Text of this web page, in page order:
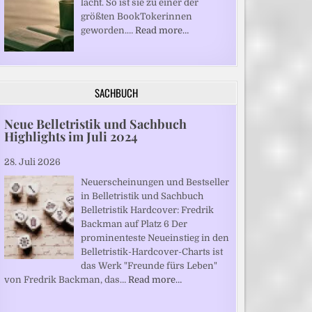
lacht. So ist sie zu einer der
größten BookTokerinnen
geworden.… Read more…
SACHBUCH
Neue Belletristik und Sachbuch
Highlights im Juli 2024
28. Juli 2026
Neuerscheinungen und Bestseller
in Belletristik und Sachbuch
Belletristik Hardcover: Fredrik
Backman auf Platz 6 Der
prominenteste Neueinstieg in den
Belletristik-Hardcover-Charts ist
das Werk "Freunde fürs Leben"
von Fredrik Backman, das… Read more…